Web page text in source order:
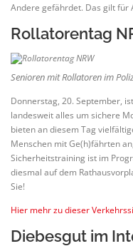
Andere gefährdet. Das gilt für
Rollatorentag
Senioren mit Rollatoren im
Donnerstag, 20. September,
landesweit alles um sichere
bieten an diesem Tag
Menschen mit Ge(h)fährten
Sicherheitstraining ist im
diesmal auf dem
Sie!
Hier mehr zu dieser
Diebesgut im